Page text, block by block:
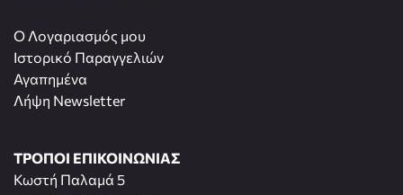
O Λογαριασμός μου
Ιστορικό Παραγγελιών
Αγαπημένα
Λήψη Newsletter
ΤΡΟΠΟΙ ΕΠΙΚΟΙΝΩΝΙΑΣ
Κωστή Παλαμά 5